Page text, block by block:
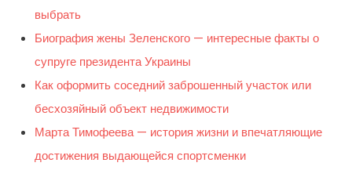
выбрать
Биография жены Зеленского — интересные факты о
супруге президента Украины
Как оформить соседний заброшенный участок или
бесхозяйный объект недвижимости
Марта Тимофеева — история жизни и впечатляющие
достижения выдающейся спортсменки